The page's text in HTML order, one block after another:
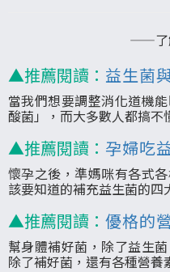
——了
▲推薦閱讀： 益生菌
當我們想要調整消化道機
酸菌」，而大多數人都搞不
▲推薦閱讀： 孕婦吃
懷孕之後，準媽咪有各式
該要知道的補充益生菌的四
▲推薦閱讀： 優格的
幫身體補好菌，除了益生
除了補好菌，還有各種營養